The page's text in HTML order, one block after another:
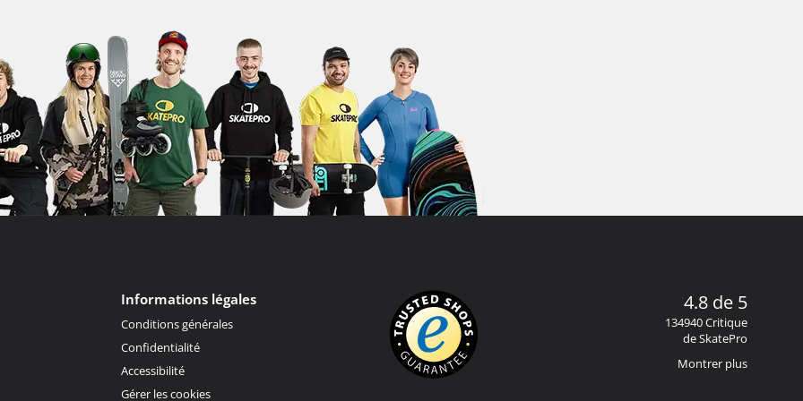
Informations légales
Conditions générales
Confidentialité
Accessibilité
Gérer les cookies
4.8 de 5
134940 Critique
de SkatePro
Montrer plus